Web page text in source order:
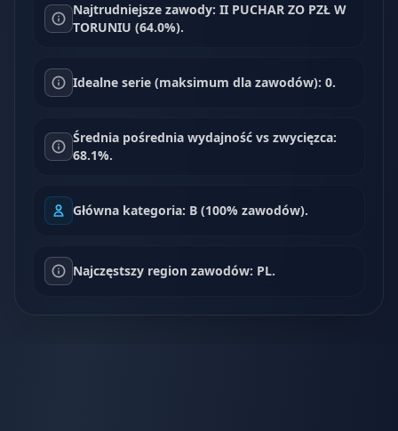
Najtrudniejsze zawody: II PUCHAR ZO PZŁ W
TORUNIU (64.0%).
Idealne serie (maksimum dla zawodów): 0.
Średnia pośrednia wydajność vs zwycięzca:
68.1%.
Główna kategoria: B (100% zawodów).
Najczęstszy region zawodów: PL.